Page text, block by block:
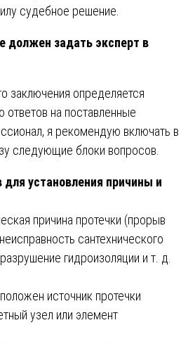
судебное решение.
должен задать эксперт в
заключения определяется
ответов на поставленные
я рекомендую включать в
следующие блоки вопросов.
для установления причины и
причина протечки (прорыв
сантехнического
гидроизоляции и т. д.
источник протечки
узел или элемент